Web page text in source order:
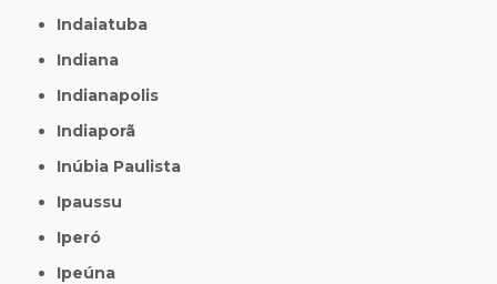
Indaiatuba
Indiana
Indianapolis
Indiaporã
Inúbia Paulista
Ipaussu
Iperó
Ipeúna